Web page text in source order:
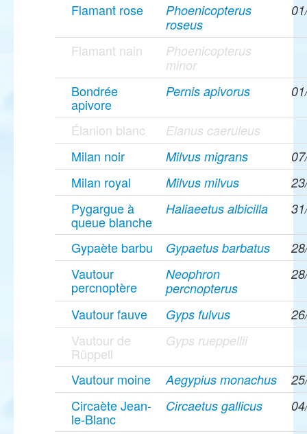
Flamant rose
Phoenicopterus
roseus
Flamant nain
Phoenicopterus
minor
Bondrée
apivore
Pernis apivorus
Élanion blanc Elanus caeruleus
Milan noir Milvus migrans
Milan royal Milvus milvus
Pygargue à
queue blanche
Haliaeetus albicilla
Gypaète barbu Gypaetus barbatus
Vautour
percnoptère
Neophron
percnopterus
Vautour fauve Gyps fulvus
Vautour de
Rüppell
Gyps rueppellii
Vautour moine Aegypius monachus
Circaète Jean-
le-Blanc
Circaetus gallicus